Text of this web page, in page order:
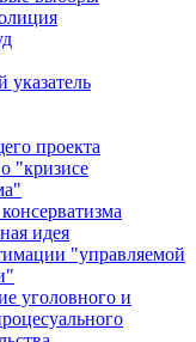
проекта
"кризисе
идея
"управляемой
уголовного и